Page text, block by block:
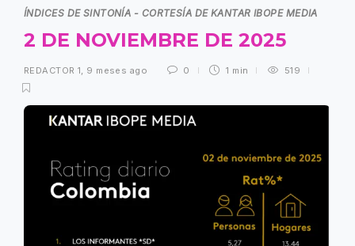
ÍNDICES DE SINTONÍA - CORTESÍA DE KANTAR IBOPE MEDIA
2 DE NOVIEMBRE DE 2025
REDACTOR 1, 9 meses ago 0 1 min 519